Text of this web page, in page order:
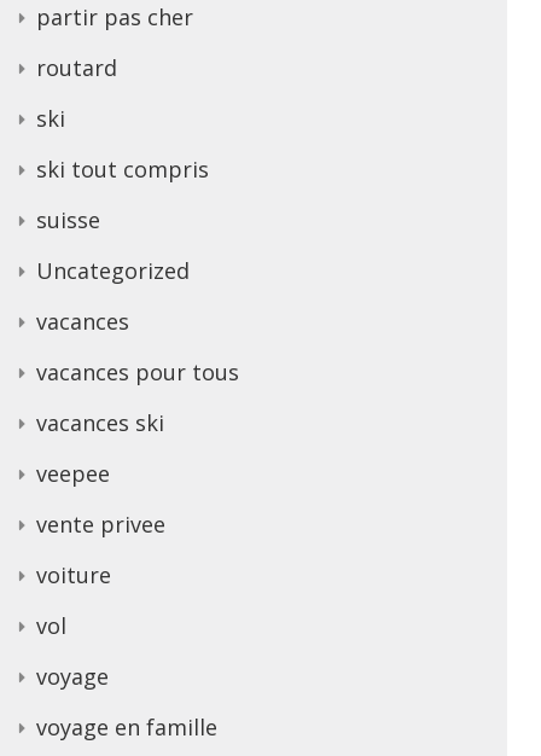
partir pas cher
routard
ski
ski tout compris
suisse
Uncategorized
vacances
vacances pour tous
vacances ski
veepee
vente privee
voiture
vol
voyage
voyage en famille